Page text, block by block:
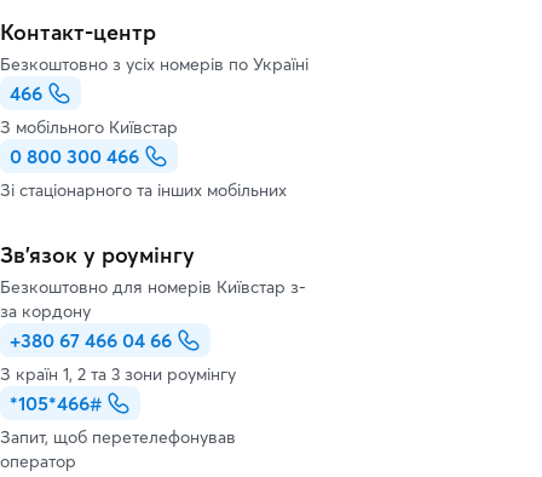
Контакт-центр
Безкоштовно з усіх номерів по Україні
466
З мобільного Київстар
0 800 300 466
Зі стаціонарного та інших мобільних
Зв’язок у роумінгу
Безкоштовно для номерів Київстар з-
за кордону
+380 67 466 04 66
З країн 1, 2 та 3 зони роумінгу
*105*466#
Запит, щоб перетелефонував
оператор